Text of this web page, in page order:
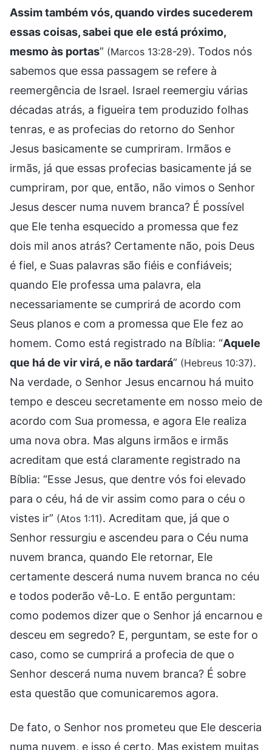
Assim também vós, quando virdes sucederem
essas coisas, sabei que ele está próximo,
mesmo às portas” (Marcos 13:28-29). Todos nós
sabemos que essa passagem se refere à
reemergência de Israel. Israel reemergiu várias
décadas atrás, a figueira tem produzido folhas
tenras, e as profecias do retorno do Senhor
Jesus basicamente se cumpriram. Irmãos e
irmãs, já que essas profecias basicamente já se
cumpriram, por que, então, não vimos o Senhor
Jesus descer numa nuvem branca? É possível
que Ele tenha esquecido a promessa que fez
dois mil anos atrás? Certamente não, pois Deus
é fiel, e Suas palavras são fiéis e confiáveis;
quando Ele professa uma palavra, ela
necessariamente se cumprirá de acordo com
Seus planos e com a promessa que Ele fez ao
homem. Como está registrado na Bíblia: “Aquele
que há de vir virá, e não tardará” (Hebreus 10:37).
Na verdade, o Senhor Jesus encarnou há muito
tempo e desceu secretamente em nosso meio de
acordo com Sua promessa, e agora Ele realiza
uma nova obra. Mas alguns irmãos e irmãs
acreditam que está claramente registrado na
Bíblia: “Esse Jesus, que dentre vós foi elevado
para o céu, há de vir assim como para o céu o
vistes ir” (Atos 1:11). Acreditam que, já que o
Senhor ressurgiu e ascendeu para o Céu numa
nuvem branca, quando Ele retornar, Ele
certamente descerá numa nuvem branca no céu
e todos poderão vê-Lo. E então perguntam:
como podemos dizer que o Senhor já encarnou e
desceu em segredo? E, perguntam, se este for o
caso, como se cumprirá a profecia de que o
Senhor descerá numa nuvem branca? É sobre
esta questão que comunicaremos agora.
De fato, o Senhor nos prometeu que Ele desceria
numa nuvem, e isso é certo. Mas existem muitas